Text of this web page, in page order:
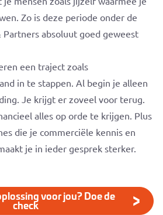
Zo is deze periode onder de
Partners absoluut goed geweest
een traject zoals
in te stappen. Al begin je alleen
Je krijgt er zoveel voor terug.
alles op orde te krijgen. Plus
die je commerciële kennis en
je in ieder gesprek sterker.
voor jou? Doe de
check